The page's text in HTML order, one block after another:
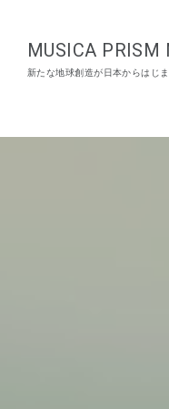
MUSICA PRISM
新たな地球創造が日本からはじ